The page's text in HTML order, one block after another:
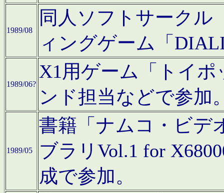
1989/08
同人ソフトサークル
ィングゲーム「
1989/06?
X1用ゲーム「トイ
ンド担当などで参加
1989/05
書籍「ナムコ・ビデ
ブラリVol.1 for
成で参加。